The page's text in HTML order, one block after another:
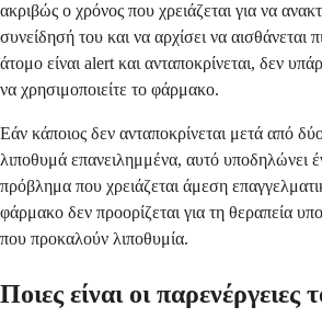
ακριβώς ο χρόνος που χρειάζεται για να
συνείδησή του και να αρχίσει να αισθάνεται
άτομο είναι alert και ανταποκρίνεται, δεν
να χρησιμοποιείτε το φάρμακο.
Εάν κάποιος δεν ανταποκρίνεται μετά από
λιποθυμά επανειλημμένα, αυτό υποδηλώνει
πρόβλημα που χρειάζεται άμεση
φάρμακο δεν προορίζεται για τη θεραπεία
που προκαλούν λιποθυμία.
Ποιες είναι οι παρενέργειες